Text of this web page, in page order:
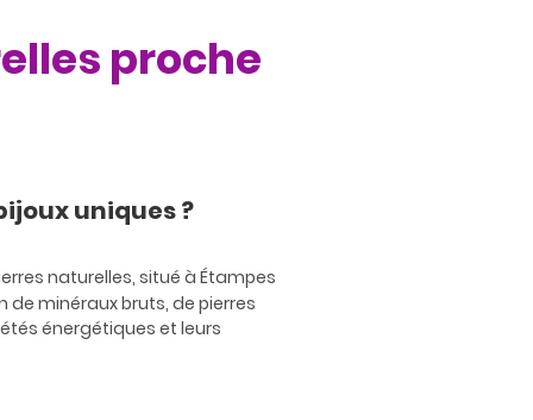
proche
uniques ?
naturelles, situé à Étampes
de minéraux bruts, de pierres
énergétiques et leurs